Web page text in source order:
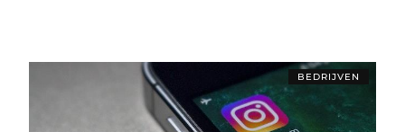
BEDRIJVEN